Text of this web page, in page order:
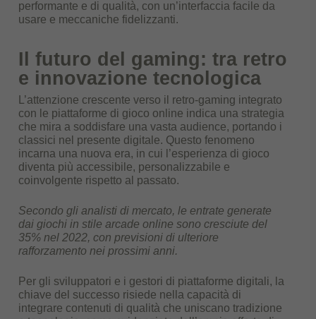
performante e di qualità, con un’interfaccia facile da
usare e meccaniche fidelizzanti.
Il futuro del gaming: tra retro
e innovazione tecnologica
L’attenzione crescente verso il retro-gaming integrato
con le piattaforme di gioco online indica una strategia
che mira a soddisfare una vasta audience, portando i
classici nel presente digitale. Questo fenomeno
incarna una nuova era, in cui l’esperienza di gioco
diventa più accessibile, personalizzabile e
coinvolgente rispetto al passato.
Secondo gli analisti di mercato, le entrate generate
dai giochi in stile arcade online sono cresciute del
35% nel 2022, con previsioni di ulteriore
rafforzamento nei prossimi anni.
Per gli sviluppatori e i gestori di piattaforme digitali, la
chiave del successo risiede nella capacità di
integrare contenuti di qualità che uniscano tradizione